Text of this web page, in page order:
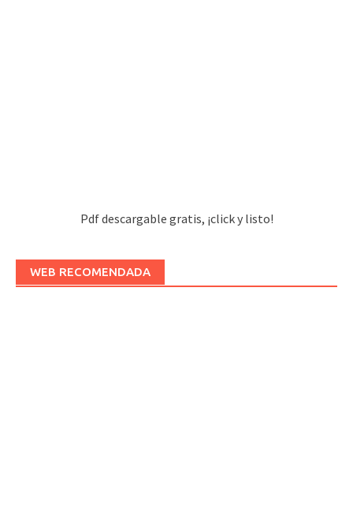
Pdf descargable gratis, ¡click y listo!
WEB RECOMENDADA